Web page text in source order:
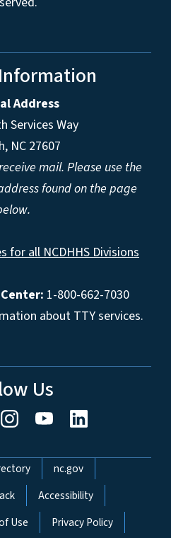
Address
Services Way
NC 27607
mail. Please use the
found on the page
for all NCDHHS Divisions
1-800-662-7030
about TTY services.
Us
nc.gov
Accessibility
Use
Privacy Policy